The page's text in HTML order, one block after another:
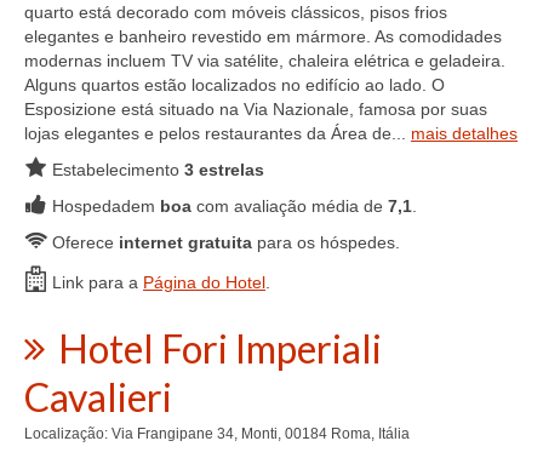
quarto está decorado com móveis clássicos, pisos frios
elegantes e banheiro revestido em mármore. As comodidades
modernas incluem TV via satélite, chaleira elétrica e geladeira.
Alguns quartos estão localizados no edifício ao lado. O
Esposizione está situado na Via Nazionale, famosa por suas
lojas elegantes e pelos restaurantes da Área de... mais detalhes
Estabelecimento 3 estrelas
Hospedadem boa com avaliação média de 7,1
Oferece internet gratuita para os hóspedes.
Link para a Página do Hotel
Hotel Fori Imperiali
Cavalieri
Localização: Via Frangipane 34, Monti, 00184 Roma, Itália